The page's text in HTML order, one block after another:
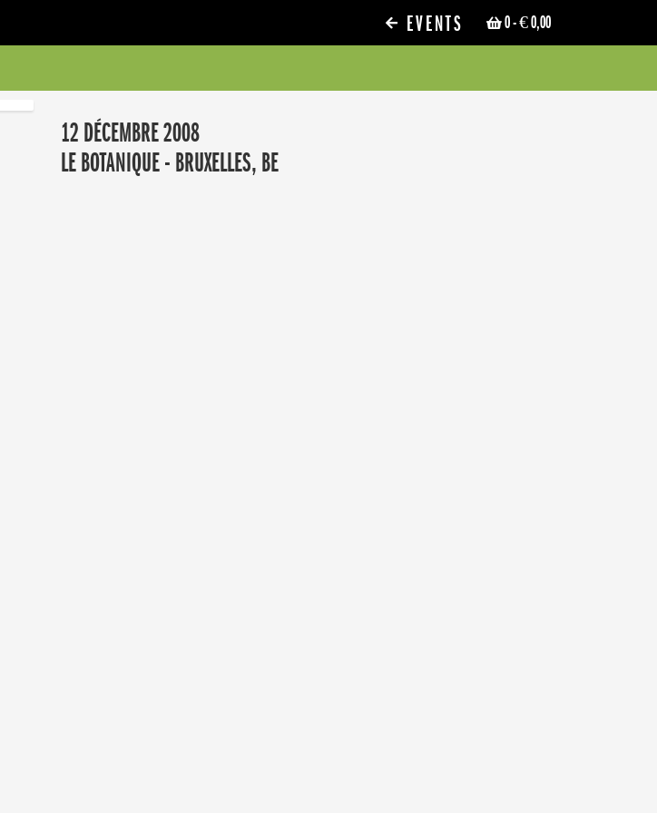
0- € 0,00
EVENTS
12 DÉCEMBRE 2008
LE BOTANIQUE - BRUXELLES, BE